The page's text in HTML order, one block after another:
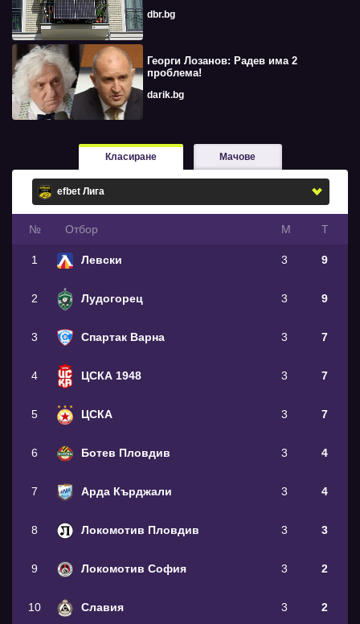
dbr.bg
Георги Лозанов: Радев има 2
проблема!
darik.bg
Класиране Мачове
№ Oтбор М Т
1 Левски 3 9
2 Лудогорец 3 9
3 Спартак Варна 3 7
4 ЦСКА 1948 3 7
5 ЦСКА 3 7
6 Ботев Пловдив 3 4
7 Арда Кърджали 3 4
8 Локомотив Пловдив 3 3
9 Локомотив София 3 2
10 Славия 3 2